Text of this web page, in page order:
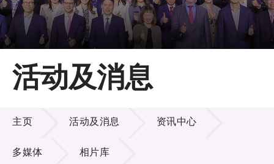
主页
关于LSCM
技术商品化
项目及资助计划
活动及消息
活动及消息
主页 活动及消息 资讯中心
多媒体 相片库